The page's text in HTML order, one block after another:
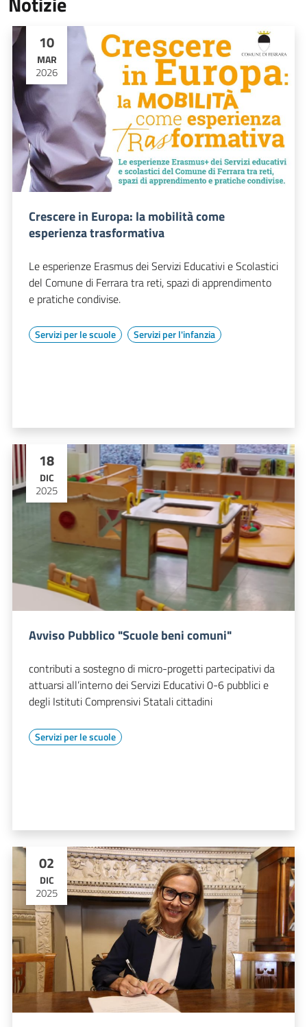
10
MAR
2026
Crescere in Europa: la mobilità come
esperienza trasformativa
Le esperienze Erasmus dei Servizi Educativi e Scolastici
del Comune di Ferrara tra reti, spazi di apprendimento
e pratiche condivise.
Servizi per le scuole Servizi per l'infanzia
18
DIC
2025
Avviso Pubblico "Scuole beni comuni"
contributi a sostegno di micro-progetti partecipativi da
attuarsi all’interno dei Servizi Educativi 0-6 pubblici e
degli Istituti Comprensivi Statali cittadini
Servizi per le scuole
02
DIC
2025